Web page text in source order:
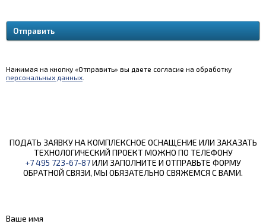
Нажимая на кнопку «Отправить» вы даете согласие на обработку
персональных данных
ПОДАТЬ ЗАЯВКУ НА КОМПЛЕКСНОЕ ОСНАЩЕНИЕ ИЛИ ЗАКАЗАТЬ
ТЕХНОЛОГИЧЕСКИЙ ПРОЕКТ МОЖНО ПО ТЕЛЕФОНУ
+7 495 723-67-87ИЛИ ЗАПОЛНИТЕ И ОТПРАВЬТЕ ФОРМУ
ОБРАТНОЙ СВЯЗИ, МЫ ОБЯЗАТЕЛЬНО СВЯЖЕМСЯ С ВАМИ.
Ваше имя